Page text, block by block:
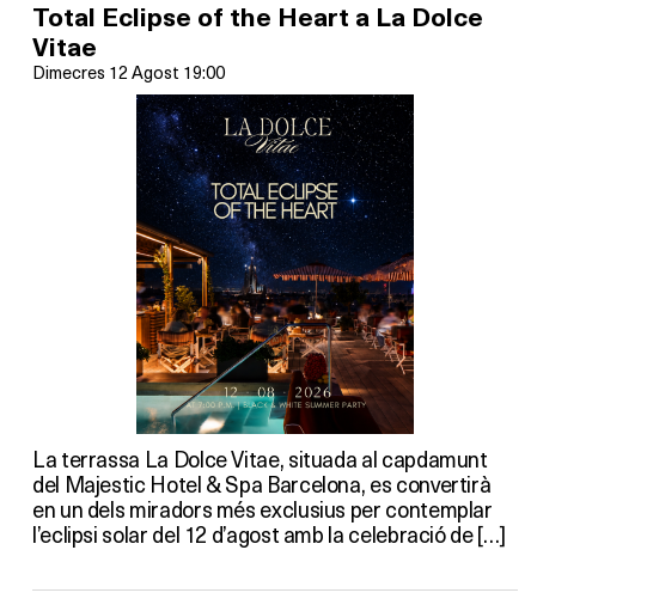
Total Eclipse of the Heart a La Dolce
Vitae
Dimecres 12 Agost 19:00
La terrassa La Dolce Vitae, situada al capdamunt
del Majestic Hotel & Spa Barcelona, es convertirà
en un dels miradors més exclusius per contemplar
l’eclipsi solar del 12 d’agost amb la celebració de […]